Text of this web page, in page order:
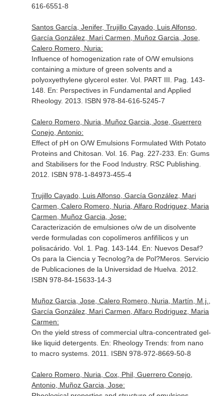
616-6551-8
Santos García, Jenifer, Trujillo Cayado, Luis Alfonso,
García González, Mari Carmen, Muñoz Garcia, Jose,
Calero Romero, Nuria:
Influence of homogenization rate of O/W emulsions
containing a mixture of green solvents and a
polyoxyethylene glycerol ester. Vol. PART III. Pag. 143-
148. En: Perspectives in Fundamental and Applied
Rheology. 2013. ISBN 978-84-616-5245-7
Calero Romero, Nuria, Muñoz Garcia, Jose, Guerrero
Conejo, Antonio:
Effect of pH on O/W Emulsions Formulated With Potato
Proteins and Chitosan. Vol. 16. Pag. 227-233. En: Gums
and Stabilisers for the Food Industry. RSC Publishing.
2012. ISBN 978-1-84973-455-4
Trujillo Cayado, Luis Alfonso, García González, Mari
Carmen, Calero Romero, Nuria, Alfaro Rodriguez, Maria
Carmen, Muñoz Garcia, Jose:
Caracterización de emulsiones o/w de un disolvente
verde formuladas con copolímeros anfifílicos y un
polisacárido. Vol. 1. Pag. 143-144. En: Nuevos Desaf?
Os para la Ciencia y Tecnolog?a de Pol?Meros. Servicio
de Publicaciones de la Universidad de Huelva. 2012.
ISBN 978-84-15633-14-3
Muñoz Garcia, Jose, Calero Romero, Nuria, Martín, M.j.,
García González, Mari Carmen, Alfaro Rodriguez, Maria
Carmen:
On the yield stress of commercial ultra-concentrated gel-
like liquid detergents. En: Rheology Trends: from nano
to macro systems. 2011. ISBN 978-972-8669-50-8
Calero Romero, Nuria, Cox, Phil, Guerrero Conejo,
Antonio, Muñoz Garcia, Jose: